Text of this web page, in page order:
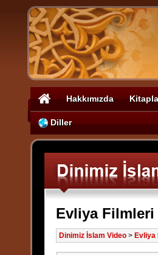
Hakkımızda
Diller
Evliya Filmleri
Dinimiz İslam Video> Evliya